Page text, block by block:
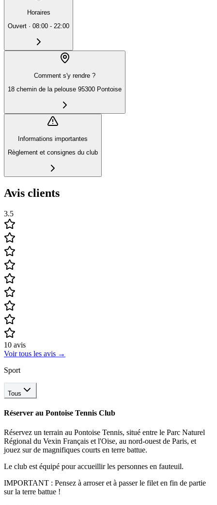
Horaires
Ouvert · 08:00 - 22:00
Comment s'y rendre ?
18 chemin de la pelouse 95300 Pontoise
Informations importantes
Règlement et consignes du club
Avis clients
3.5
10 avis
Voir tous les avis →
Sport
Tous
Réserver au Pontoise Tennis Club
Réservez un terrain au Pontoise Tennis, situé entre le Parc Naturel
Régional du Vexin Français et l'Oise, au nord-ouest de Paris, et
jouez sur de magnifiques courts en terre battue.
Le club est équipé pour accueillir les personnes en fauteuil.
IMPORTANT : Pensez à arroser et à passer le filet en fin de partie
sur la terre battue !